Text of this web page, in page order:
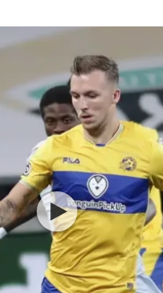
הפועל תל אביב
הפועל באר שבע
מכבי נתניה
בני יהודה